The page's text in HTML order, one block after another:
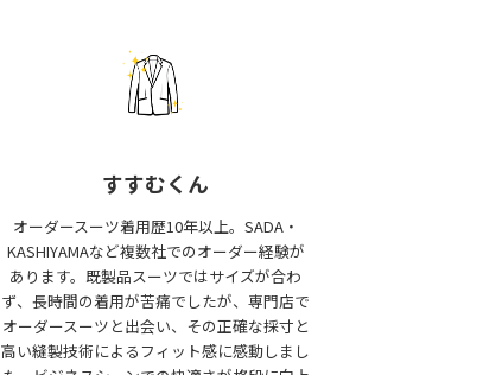
すすむくん
オーダースーツ着用歴10年以上。SADA・
KASHIYAMAなど複数社でのオーダー経験が
あります。既製品スーツではサイズが合わ
ず、長時間の着用が苦痛でしたが、専門店で
オーダースーツと出会い、その正確な採寸と
高い縫製技術によるフィット感に感動しまし